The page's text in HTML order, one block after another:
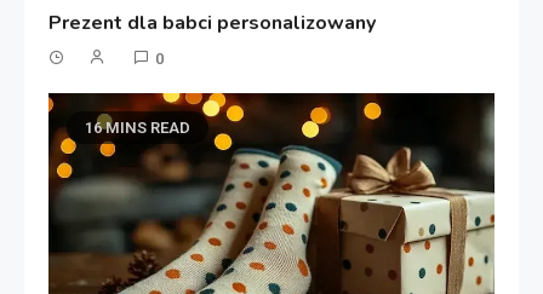
Prezent dla babci personalizowany
0
16 MINS READ